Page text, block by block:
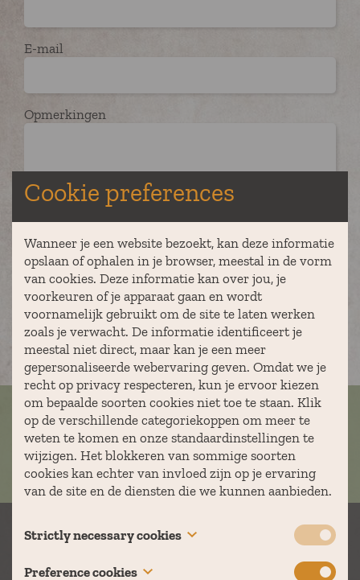
E-mail
Opmerkingen
Outsider
VERZENDEN
SCHRIJF JE IN OPONZE NIEUWSBRIEF
verzenden
Cookie preferences
Wanneer je een website bezoekt, kan deze informatie
opslaan of ophalen in je browser, meestal in de vorm
van cookies. Deze informatie kan over jou, je
voorkeuren of je apparaat gaan en wordt
voornamelijk gebruikt om de site te laten werken
zoals je verwacht. De informatie identificeert je
meestal niet direct, maar kan je een meer
gepersonaliseerde webervaring geven. Omdat we je
recht op privacy respecteren, kun je ervoor kiezen
om bepaalde soorten cookies niet toe te staan. Klik
op de verschillende categoriekoppen om meer te
weten te komen en onze standaardinstellingen te
wijzigen. Het blokkeren van sommige soorten
cookies kan echter van invloed zijn op je ervaring
van de site en de diensten die we kunnen aanbieden.
Strictly necessary cookies
These cookies are necessary for the website to
Preference cookies